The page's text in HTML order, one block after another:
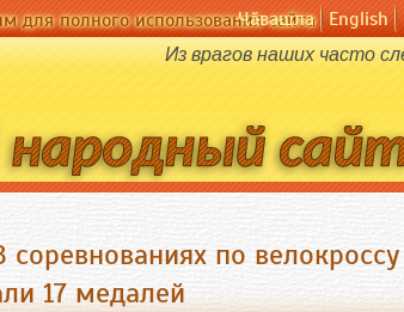
для полного использования сайта
Чӑвашла English
Из врагов наших часто
соревнованиях по
17 медалей